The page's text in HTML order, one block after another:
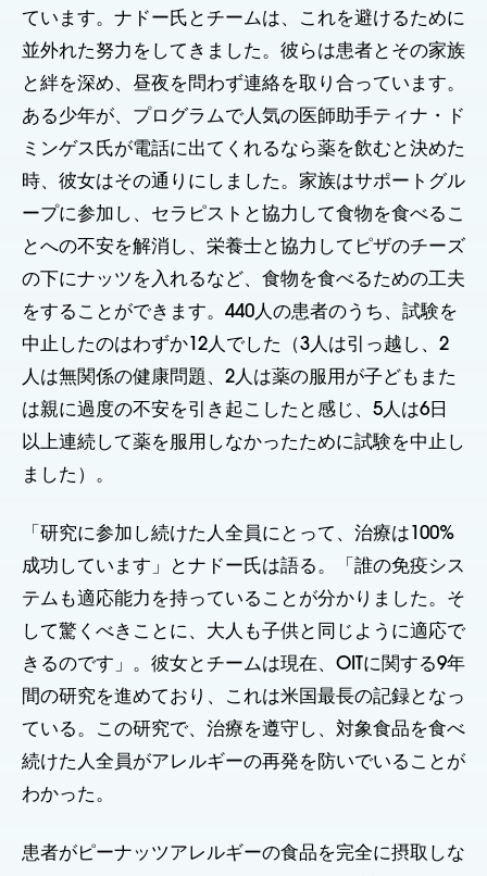
ています。ナドー氏とチームは、これを避けるために
並外れた努力をしてきました。彼らは患者とその家族
と絆を深め、昼夜を問わず連絡を取り合っています。
ある少年が、プログラムで人気の医師助手ティナ・ド
ミンゲス氏が電話に出てくれるなら薬を飲むと決めた
時、彼女はその通りにしました。家族はサポートグル
ープに参加し、セラピストと協力して食物を食べるこ
とへの不安を解消し、栄養士と協力してピザのチーズ
の下にナッツを入れるなど、食物を食べるための工夫
をすることができます。440人の患者のうち、試験を
中止したのはわずか12人でした（3人は引っ越し、2
人は無関係の健康問題、2人は薬の服用が子どもまた
は親に過度の不安を引き起こしたと感じ、5人は6日
以上連続して薬を服用しなかったために試験を中止し
ました）。
「研究に参加し続けた人全員にとって、治療は100%
成功しています」とナドー氏は語る。「誰の免疫シス
テムも適応能力を持っていることが分かりました。そ
して驚くべきことに、大人も子供と同じように適応で
きるのです」。彼女とチームは現在、OITに関する9年
間の研究を進めており、これは米国最長の記録となっ
ている。この研究で、治療を遵守し、対象食品を食べ
続けた人全員がアレルギーの再発を防いでいることが
わかった。
患者がピーナッツアレルギーの食品を完全に摂取しな